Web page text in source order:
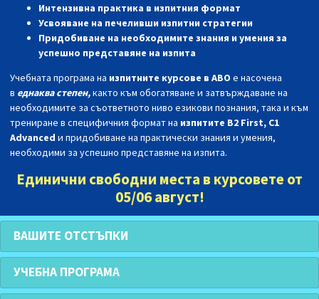
Интензивна практика в изпитния формат
Усвояване на печеливши изпитни стратегии
Придобиване на необходимите знания и умения за
успешно представяне на изпита
Учебната програма на изпитните курсове в АВО е насочена
в еднаква степен,както към обогатяване и затвърждаване на
необходимите за съответното ниво езикови познания, така и към
трениране в специфичния формат на изпитите B2 First, C1
Advanced и придобиване на практически знания и умения,
необходими за успешно представяне на изпита.
Единични свободни места в курсовете от
05/06 август!
ВАШИТЕ ОТСТЪПКИ
УЧЕБНА ПРОГРАМА